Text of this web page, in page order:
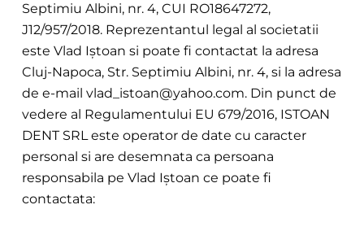
Septimiu Albini, nr. 4, CUI RO18647272,
J12/957/2018. Reprezentantul legal al societatii
este Vlad Iștoan si poate fi contactat la adresa
Cluj-Napoca, Str. Septimiu Albini, nr. 4, si la adresa
de e-mail vlad_istoan@yahoo.com. Din punct de
vedere al Regulamentului EU 679/2016, ISTOAN
DENT SRL este operator de date cu caracter
personal si are desemnata ca persoana
responsabila pe Vlad Iștoan ce poate fi
contactata: